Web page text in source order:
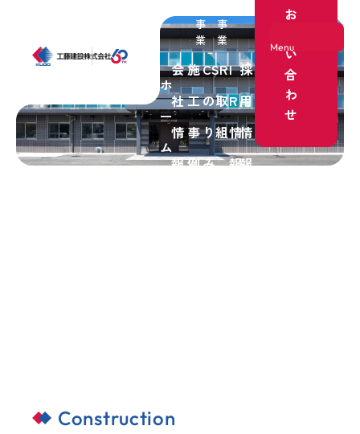
Menu
ホーム
事業紹介
IR情報
事
業
事
業
ホ
ー
ム
会
社
情
報
施
工
事
例
CSR
の取
り組
み
I
R
情
報
採
用
情
報
お
い
合
わ
せ
Construction